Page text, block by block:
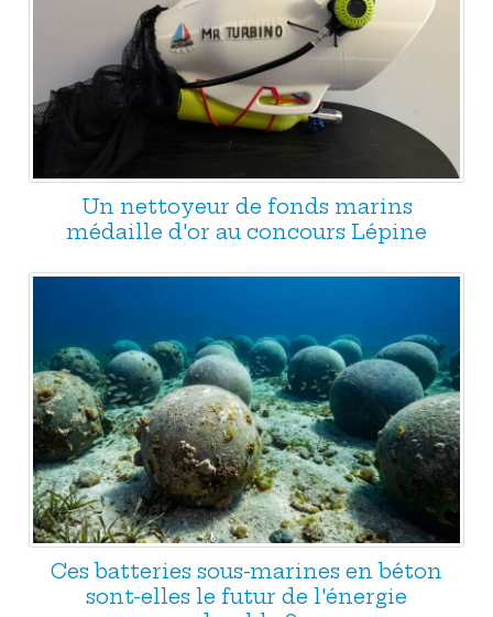
Un nettoyeur de fonds marins
médaille d'or au concours Lépine
Ces batteries sous-marines en béton
sont-elles le futur de l'énergie